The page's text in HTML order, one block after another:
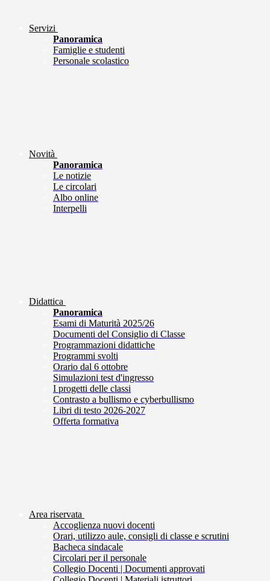
Servizi
Panoramica
Famiglie e studenti
Personale scolastico
Novità
Panoramica
Le notizie
Le circolari
Albo online
Interpelli
Didattica
Panoramica
Esami di Maturità 2025/26
Documenti del Consiglio di Classe
Programmazioni didattiche
Programmi svolti
Orario dal 6 ottobre
Simulazioni test d'ingresso
I progetti delle classi
Contrasto a bullismo e cyberbullismo
Libri di testo 2026-2027
Offerta formativa
Area riservata
Accoglienza nuovi docenti
Orari, utilizzo aule, consigli di classe e scrutini
Bacheca sindacale
Circolari per il personale
Collegio Docenti | Documenti approvati